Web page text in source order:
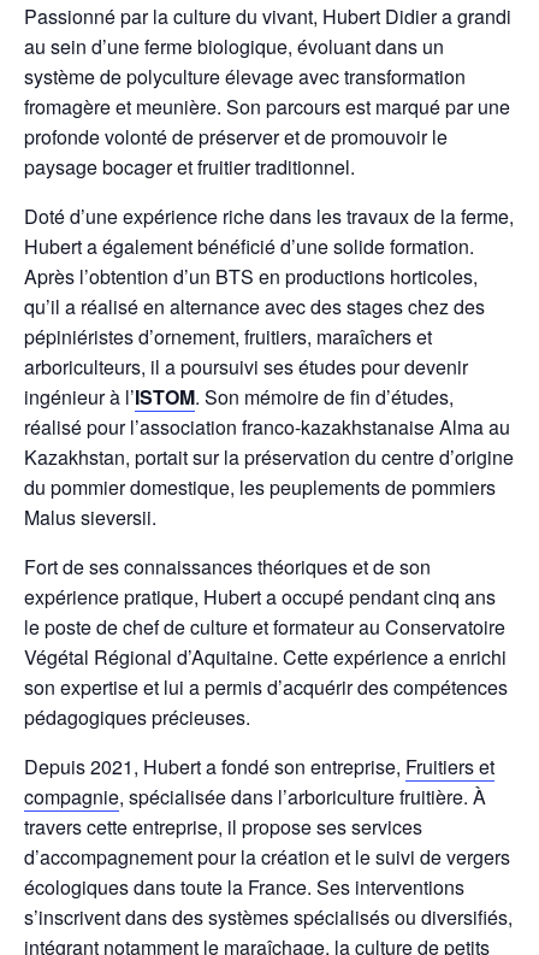
Passionné par la culture du vivant, Hubert Didier a grandi
au sein d’une ferme biologique, évoluant dans un
système de polyculture élevage avec transformation
fromagère et meunière. Son parcours est marqué par une
profonde volonté de préserver et de promouvoir le
paysage bocager et fruitier traditionnel.
Doté d’une expérience riche dans les travaux de la ferme,
Hubert a également bénéficié d’une solide formation.
Après l’obtention d’un BTS en productions horticoles,
qu’il a réalisé en alternance avec des stages chez des
pépiniéristes d’ornement, fruitiers, maraîchers et
arboriculteurs, il a poursuivi ses études pour devenir
ingénieur à l’ISTOM. Son mémoire de fin d’études,
réalisé pour l’association franco-kazakhstanaise Alma au
Kazakhstan, portait sur la préservation du centre d’origine
du pommier domestique, les peuplements de pommiers
Malus sieversii.
Fort de ses connaissances théoriques et de son
expérience pratique, Hubert a occupé pendant cinq ans
le poste de chef de culture et formateur au Conservatoire
Végétal Régional d’Aquitaine. Cette expérience a enrichi
son expertise et lui a permis d’acquérir des compétences
pédagogiques précieuses.
Depuis 2021, Hubert a fondé son entreprise, Fruitiers et
compagnie, spécialisée dans l’arboriculture fruitière. À
travers cette entreprise, il propose ses services
d’accompagnement pour la création et le suivi de vergers
écologiques dans toute la France. Ses interventions
s’inscrivent dans des systèmes spécialisés ou diversifiés,
intégrant notamment le maraîchage, la culture de petits